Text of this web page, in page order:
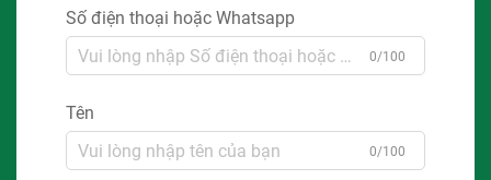
Số điện thoại hoặc Whatsapp
0/100
Tên
0/100